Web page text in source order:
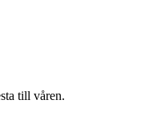
till våren.